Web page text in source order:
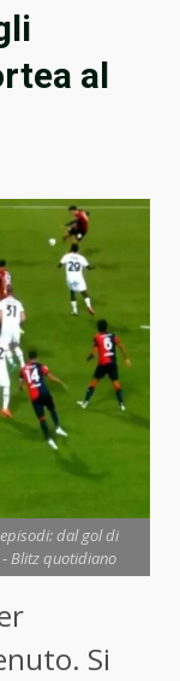
al
dal gol di
Blitz quotidiano
Si